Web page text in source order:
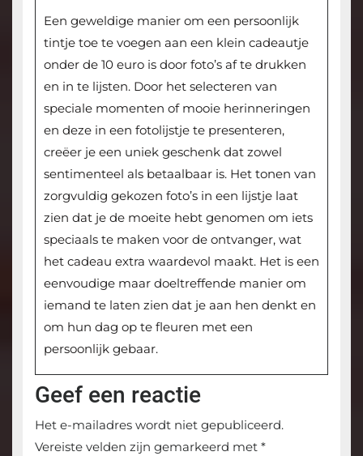
Een geweldige manier om een persoonlijk
tintje toe te voegen aan een klein cadeautje
onder de 10 euro is door foto’s af te drukken
en in te lijsten. Door het selecteren van
speciale momenten of mooie herinneringen
en deze in een fotolijstje te presenteren,
creëer je een uniek geschenk dat zowel
sentimenteel als betaalbaar is. Het tonen van
zorgvuldig gekozen foto’s in een lijstje laat
zien dat je de moeite hebt genomen om iets
speciaals te maken voor de ontvanger, wat
het cadeau extra waardevol maakt. Het is een
eenvoudige maar doeltreffende manier om
iemand te laten zien dat je aan hen denkt en
om hun dag op te fleuren met een
persoonlijk gebaar.
Geef een reactie
Het e-mailadres wordt niet gepubliceerd.
Vereiste velden zijn gemarkeerd met *